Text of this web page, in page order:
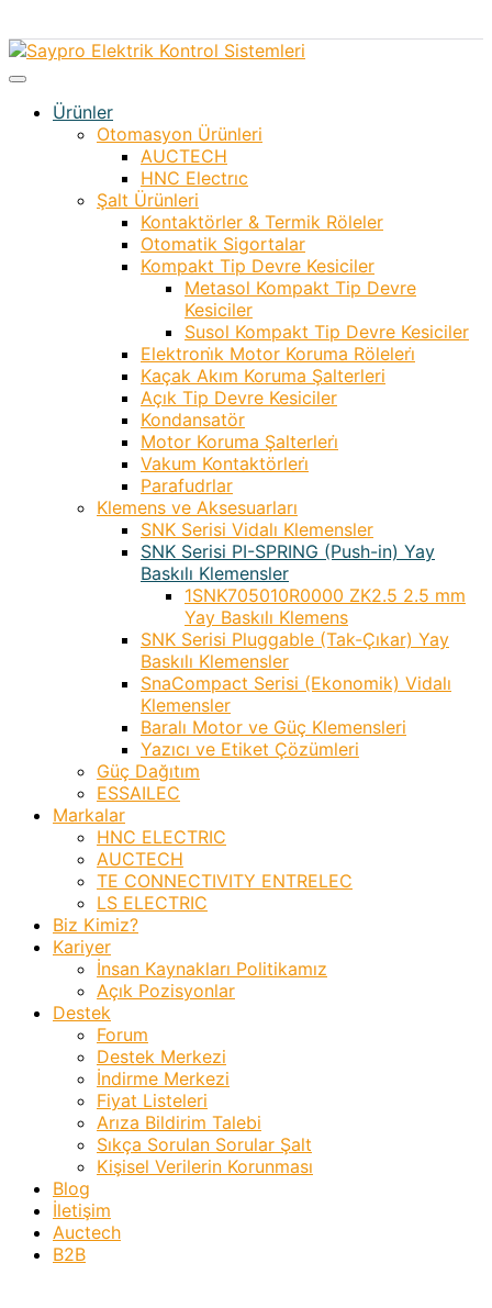
Ürünler
Otomasyon Ürünleri
AUCTECH
HNC Electrıc
Şalt Ürünleri
Kontaktörler & Termik Röleler
Otomatik Sigortalar
Kompakt Tip Devre Kesiciler
Metasol Kompakt Tip Devre
Kesiciler
Susol Kompakt Tip Devre Kesiciler
Elektroni̇k Motor Koruma Röleleri̇
Kaçak Akım Koruma Şalterleri
Açık Tip Devre Kesiciler
Kondansatör
Motor Koruma Şalterleri̇
Vakum Kontaktörleri̇
Parafudrlar
Klemens ve Aksesuarları
SNK Serisi Vidalı Klemensler
SNK Serisi PI-SPRING (Push-in) Yay
Baskılı Klemensler
1SNK705010R0000 ZK2.5 2.5 mm
Yay Baskılı Klemens
SNK Serisi Pluggable (Tak-Çıkar) Yay
Baskılı Klemensler
SnaCompact Serisi (Ekonomik) Vidalı
Klemensler
Baralı Motor ve Güç Klemensleri
Yazıcı ve Etiket Çözümleri
Güç Dağıtım
ESSAILEC
Markalar
HNC ELECTRIC
AUCTECH
TE CONNECTIVITY ENTRELEC
LS ELECTRIC
Biz Kimiz?
Kariyer
İnsan Kaynakları Politikamız
Açık Pozisyonlar
Destek
Forum
Destek Merkezi
İndirme Merkezi
Fiyat Listeleri
Arıza Bildirim Talebi
Sıkça Sorulan Sorular Şalt
Kişisel Verilerin Korunması
Blog
İletişim
Auctech
B2B